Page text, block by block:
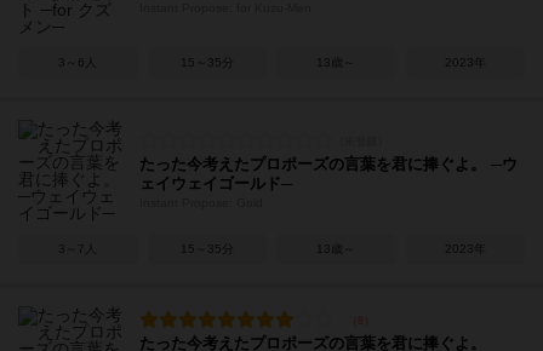
3～6人 15～35分 13歳～ 2023年
たった今考えたプロポーズの言葉を君に捧ぐよ。 ─ウ
ェイウェイゴールド─
3～7人 15～35分 13歳～ 2023年
たった今考えたプロポーズの言葉を君に捧ぐよ。